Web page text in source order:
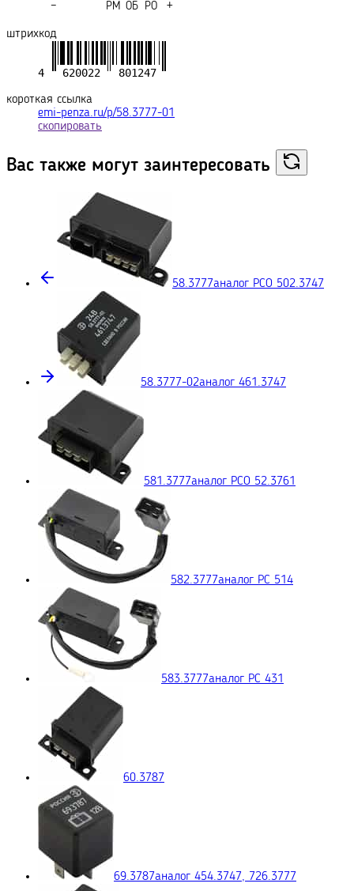
− РМ ОБ РО +
штрихкод
короткая ссылка
emi-penza.ru/p/58.3777-01
скопировать
Вас также могут заинтересовать
58.3777аналог РСО 502.3747
58.3777-02аналог 461.3747
581.3777аналог РСО 52.3761
582.3777аналог РС 514
583.3777аналог РС 431
60.3787
69.3787аналог 454.3747, 726.3777